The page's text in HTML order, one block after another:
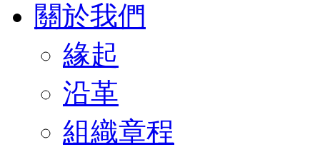
關於我們
緣起
沿革
組織章程